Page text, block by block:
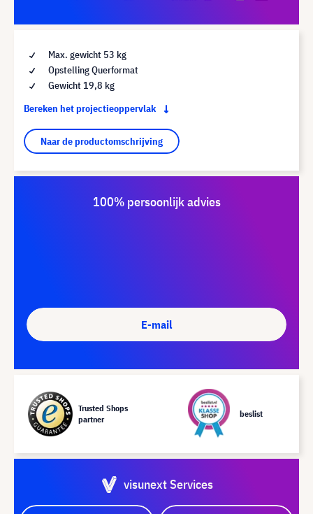
Max. gewicht 53 kg
Opstelling Querformat
Gewicht 19,8 kg
Bereken het projectieoppervlak
Naar de productomschrijving
100% persoonlijk advies
E-mail
Trusted Shops
partner
beslist
visunext Services